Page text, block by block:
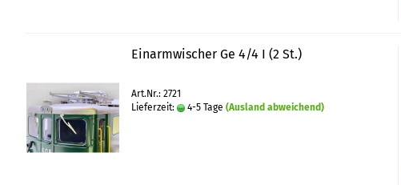
Einarmwischer Ge 4/4 I (2 St.)
Art.Nr.: 2721
Lieferzeit:
4-5 Tage (Ausland abweichend)